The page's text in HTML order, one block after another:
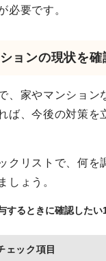
必要です。
ョンの現状を確
、家やマンション
ば、今後の対策を
クリストで、何を
しょう。
するときに確認した
ェック項目